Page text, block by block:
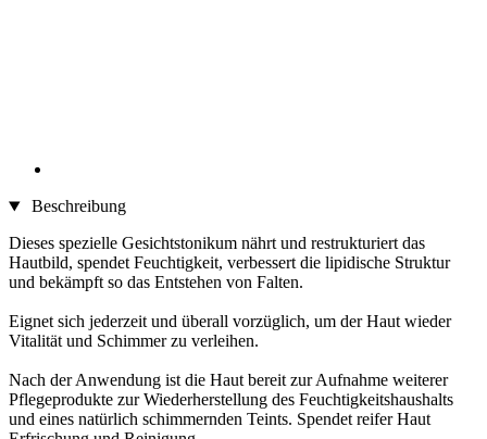
Beschreibung
Dieses spezielle Gesichtstonikum nährt und restrukturiert das
Hautbild, spendet Feuchtigkeit, verbessert die lipidische Struktur
und bekämpft so das Entstehen von Falten.
Eignet sich jederzeit und überall vorzüglich, um der Haut wieder
Vitalität und Schimmer zu verleihen.
Nach der Anwendung ist die Haut bereit zur Aufnahme weiterer
Pflegeprodukte zur Wiederherstellung des Feuchtigkeitshaushalts
und eines natürlich schimmernden Teints. Spendet reifer Haut